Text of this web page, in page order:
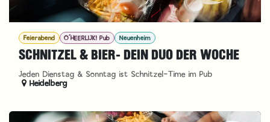
Feierabend O´HEERLIJK! Pub Neuenheim
SCHNITZEL & BIER- DEIN DUO DER WOCHE
Jeden Dienstag & Sonntag ist Schnitzel-Time im Pub
Heidelberg